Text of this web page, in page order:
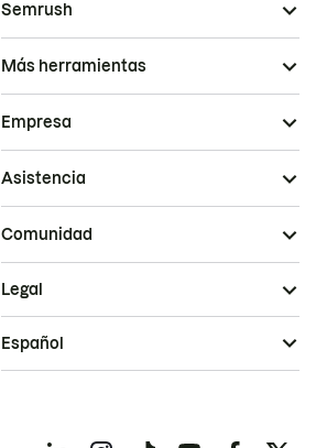
Semrush
Más herramientas
Empresa
Asistencia
Comunidad
Legal
Español